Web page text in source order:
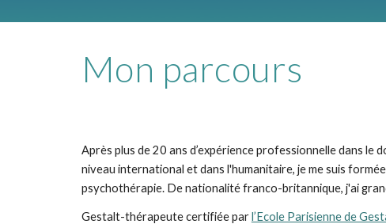
Mon parcours
Après plus de 20 ans d’expérience professionnelle dans le
niveau international et dans l'humanitaire, je me suis
psychothérapie. De nationalité franco-britannique, j'ai
Gestalt-thérapeute certifiée parl’Ecole Parisienne de